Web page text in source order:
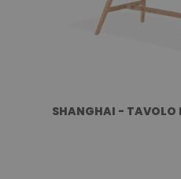
SHANGHAI - TAVOLO